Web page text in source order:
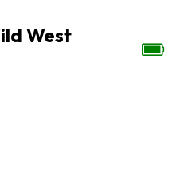
West